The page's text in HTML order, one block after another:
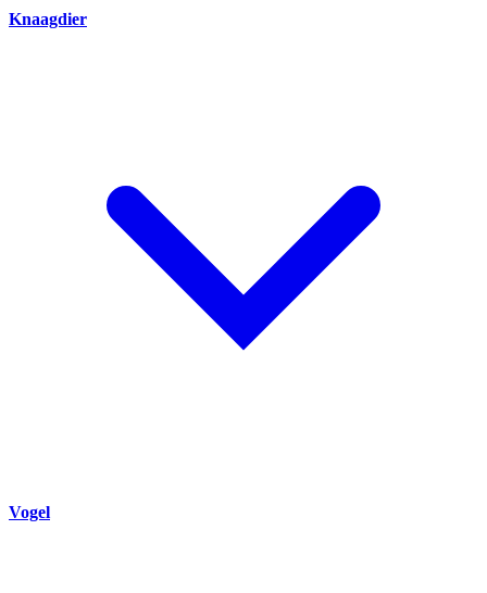
Knaagdier
Vogel